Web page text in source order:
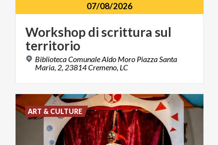
07/08/2026
Workshopdi scrittura sul
territorio
Biblioteca Comunale Aldo Moro Piazza Santa
Maria, 2, 23814 Cremeno, LC
ART & CULTURE